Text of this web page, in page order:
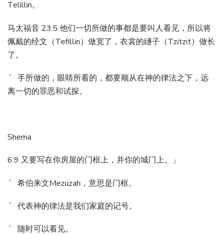
Telillin。
马太福音 23:5 他们一切所做的事都是要叫人看见，所以将
佩戴的经文（Tefillin）做宽了，衣裳的繸子（Tzitzit）做长
了。
´ 手所做的，眼睛所看的，都要顺从在神的律法之下，远
离一切的罪恶和试探。
Shema
6:9 又要写在你房屋的门框上，并你的城门上。」
´ 希伯来文Mezuzah，意思是门框。
´ 代表神的律法是我们家庭的记号。
´ 随时可以看见。